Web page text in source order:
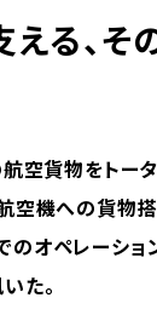
る、そ
空貨物をトー
空機への貨物
オペレーショ
た。